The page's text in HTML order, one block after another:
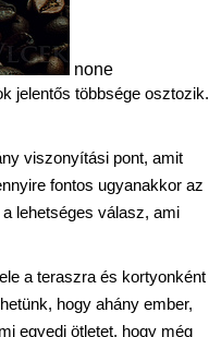
none
jelentős többsége osztozik.
viszonyítási pont, amit
fontos ugyanakkor az
lehetséges válasz, ami
a teraszra és kortyonként
hogy ahány ember,
egyedi ötletet, hogy még